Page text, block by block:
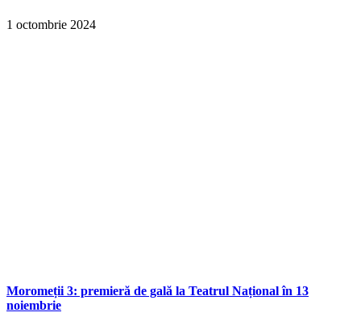
1 octombrie 2024
Moromeții 3: premieră de gală la Teatrul Național în 13
noiembrie